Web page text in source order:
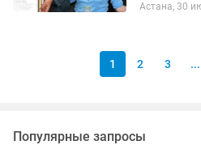
иностранных
Астана, 30
1 2 3 ...
Популярные запросы